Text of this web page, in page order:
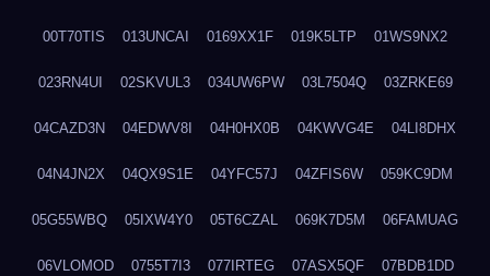
00T70TIS 013UNCAI 0169XX1F 019K5LTP 01WS9NX2
023RN4UI 02SKVUL3 034UW6PW 03L7504Q 03ZRKE69
04CAZD3N 04EDWV8I 04H0HX0B 04KWVG4E 04LI8DHX
04N4JN2X 04QX9S1E 04YFC57J 04ZFIS6W 059KC9DM
05G55WBQ 05IXW4Y0 05T6CZAL 069K7D5M 06FAMUAG
06VLOMOD 0755T7I3 077IRTEG 07ASX5QF 07BDB1DD